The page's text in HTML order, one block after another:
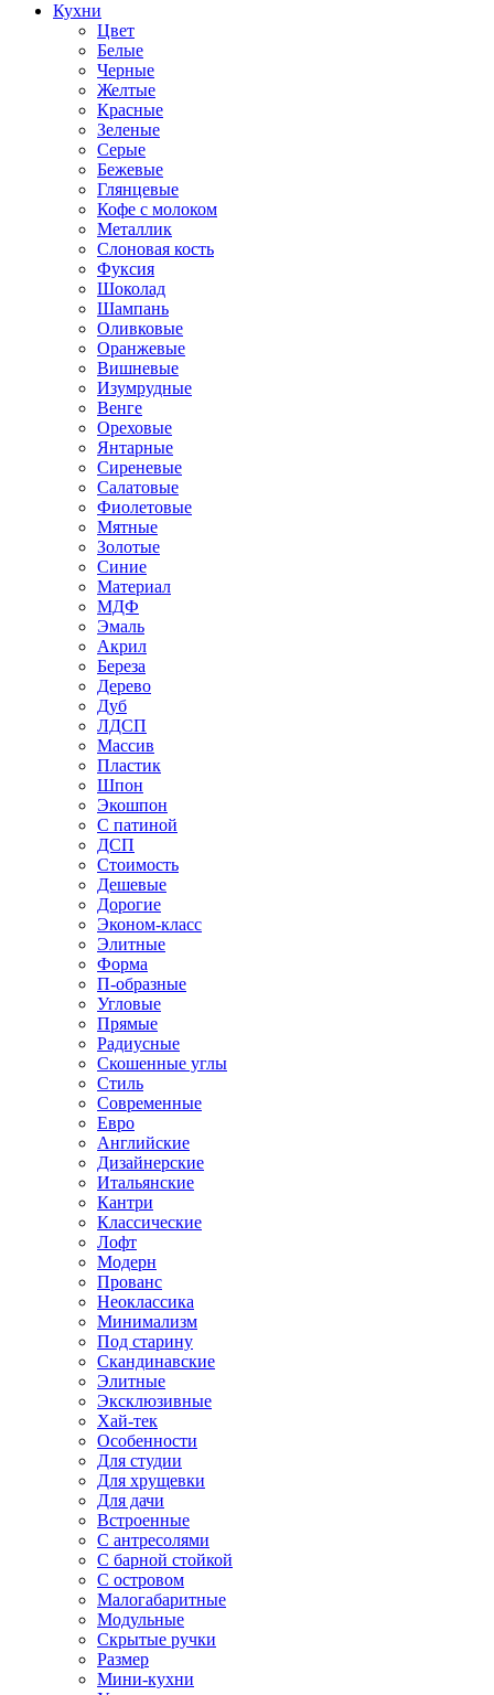
Кухни
Цвет
Белые
Черные
Желтые
Красные
Зеленые
Серые
Бежевые
Глянцевые
Кофе с молоком
Металлик
Слоновая кость
Фуксия
Шоколад
Шампань
Оливковые
Оранжевые
Вишневые
Изумрудные
Венге
Ореховые
Янтарные
Сиреневые
Салатовые
Фиолетовые
Мятные
Золотые
Синие
Материал
МДФ
Эмаль
Акрил
Береза
Дерево
Дуб
ЛДСП
Массив
Пластик
Шпон
Экошпон
С патиной
ДСП
Стоимость
Дешевые
Дорогие
Эконом-класс
Элитные
Форма
П-образные
Угловые
Прямые
Радиусные
Скошенные углы
Стиль
Современные
Евро
Английские
Дизайнерские
Итальянские
Кантри
Классические
Лофт
Модерн
Прованс
Неоклассика
Минимализм
Под старину
Скандинавские
Элитные
Эксклюзивные
Хай-тек
Особенности
Для студии
Для хрущевки
Для дачи
Встроенные
С антресолями
С барной стойкой
С островом
Малогабаритные
Модульные
Скрытые ручки
Размер
Мини-кухни